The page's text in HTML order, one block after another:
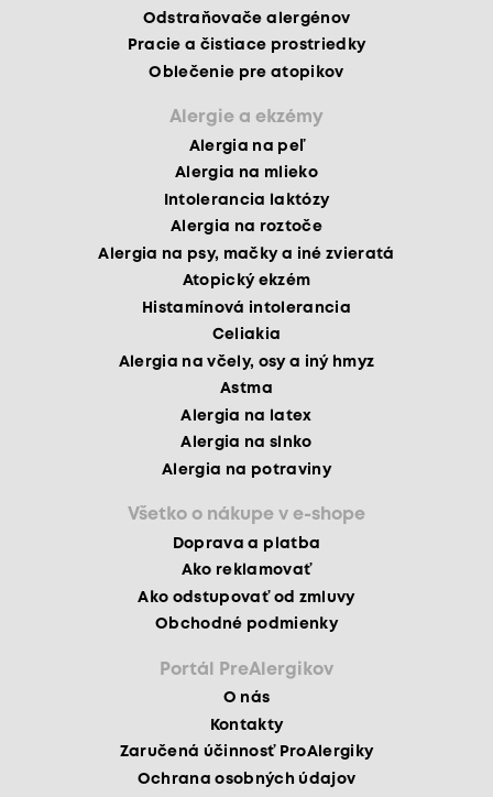
Odstraňovače alergénov
Pracie a čistiace prostriedky
Oblečenie pre atopikov
Alergie a ekzémy
Alergia na peľ
Alergia na mlieko
Intolerancia laktózy
Alergia na roztoče
Alergia na psy, mačky a iné zvieratá
Atopický ekzém
Histamínová intolerancia
Celiakia
Alergia na včely, osy a iný hmyz
Astma
Alergia na latex
Alergia na slnko
Alergia na potraviny
Všetko o nákupe v e-shope
Doprava a platba
Ako reklamovať
Ako odstupovať od zmluvy
Obchodné podmienky
Portál PreAlergikov
O nás
Kontakty
Zaručená účinnosť ProAlergiky
Ochrana osobných údajov